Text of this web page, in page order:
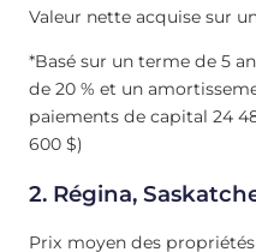
Valeur nette acquise sur
*Basé sur un terme de 5
de 20 % et un
paiements de capital 24
600 $)
2. Régina,
Prix moyen des propriétés